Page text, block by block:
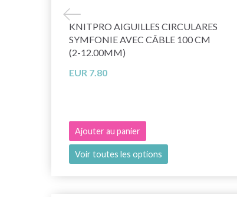
KNITPRO AIGUILLES CIRCULARES
SYMFONIE AVEC CÂBLE 100 CM
(2-12.00MM)
EUR 7.80
Ajouter au panier
Voir toutes les options